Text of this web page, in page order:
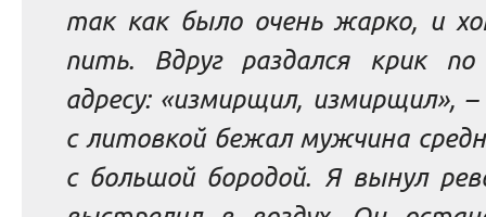
так как было очень жарко, и
пить.
Вдруг раздался крик
адресу: «измирщил, измирщил»,
с литовкой бежал мужчина
с большой бородой. Я вынул